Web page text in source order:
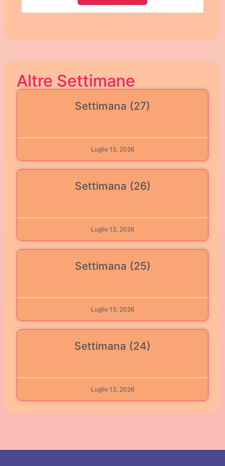
Altre Settimane
Settimana (27)
Luglio 13, 2026
Settimana (26)
Luglio 13, 2026
Settimana (25)
Luglio 13, 2026
Settimana (24)
Luglio 13, 2026